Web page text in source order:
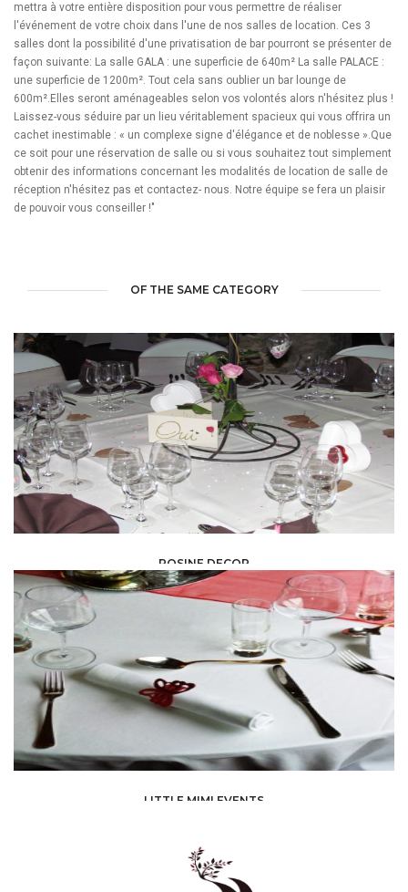
mettra à votre entière disposition pour vous permettre de réaliser
l'événement de votre choix dans l'une de nos salles de location. Ces 3
salles dont la possibilité d'une privatisation de bar pourront se présenter de
façon suivante: La salle GALA : une superficie de 640m² La salle PALACE :
une superficie de 1200m². Tout cela sans oublier un bar lounge de
600m².Elles seront aménageables selon vos volontés alors n'hésitez plus !
Laissez-vous séduire par un lieu véritablement spacieux qui vous offrira un
cachet inestimable : « un complexe signe d'élégance et de noblesse ».Que
ce soit pour une réservation de salle ou si vous souhaitez tout simplement
obtenir des informations concernant les modalités de location de salle de
réception n'hésitez pas et contactez- nous. Notre équipe se fera un plaisir
de pouvoir vous conseiller !"
OF THE SAME CATEGORY
ROSINE DECOR
EVENT PLANNING /DÉCORATEUR/DÉCORATRICE
LITTLE MIMI EVENTS